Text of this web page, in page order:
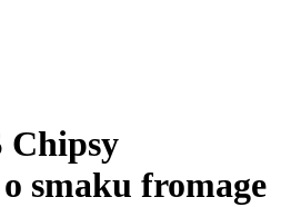
Chipsy
smaku fromage